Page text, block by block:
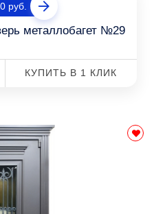
руб.
металлобагет №29
КУПИТЬ В 1 КЛИК